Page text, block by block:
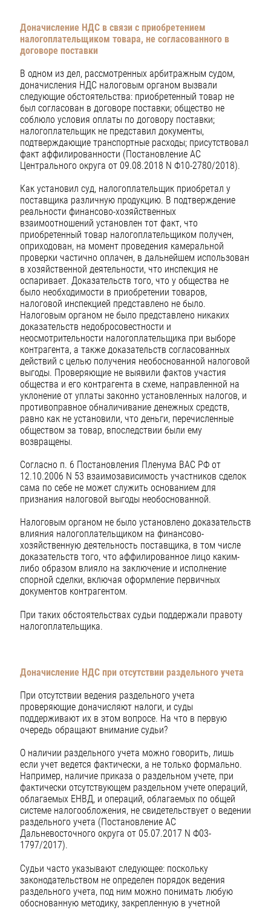
Доначисление НДС в связи с приобретением
налогоплательщиком товара, не согласованного в
договоре поставки
В одном из дел, рассмотренных арбитражным судом,
доначисления НДС налоговым органом вызвали
следующие обстоятельства: приобретенный товар не
был согласован в договоре поставки; общество не
соблюло условия оплаты по договору поставки;
налогоплательщик не представил документы,
подтверждающие транспортные расходы; присутствовал
факт аффилированности (Постановление АС
Центрального округа от 09.08.2018 N Ф10-2780/2018).
Как установил суд, налогоплательщик приобретал у
поставщика различную продукцию. В подтверждение
реальности финансово-хозяйственных
взаимоотношений установлен тот факт, что
приобретенный товар налогоплательщиком получен,
оприходован, на момент проведения камеральной
проверки частично оплачен, в дальнейшем использован
в хозяйственной деятельности, что инспекция не
оспаривает. Доказательств того, что у общества не
было необходимости в приобретении товаров,
налоговой инспекцией представлено не было.
Налоговым органом не было представлено никаких
доказательств недобросовестности и
неосмотрительности налогоплательщика при выборе
контрагента, а также доказательств согласованных
действий с целью получения необоснованной налоговой
выгоды. Проверяющие не выявили фактов участия
общества и его контрагента в схеме, направленной на
уклонение от уплаты законно установленных налогов, и
противоправное обналичивание денежных средств,
равно как не установили, что деньги, перечисленные
обществом за товар, впоследствии были ему
возвращены.
Согласно п. 6 Постановления Пленума ВАС РФ от
12.10.2006 N 53 взаимозависимость участников сделок
сама по себе не может служить основанием для
признания налоговой выгоды необоснованной.
Налоговым органом не было установлено доказательств
влияния налогоплательщиком на финансово-
хозяйственную деятельность поставщика, в том числе
доказательств того, что аффилированное лицо каким-
либо образом влияло на заключение и исполнение
спорной сделки, включая оформление первичных
документов контрагентом.
При таких обстоятельствах судьи поддержали правоту
налогоплательщика.
Доначисление НДС при отсутствии раздельного учета
При отсутствии ведения раздельного учета
проверяющие доначисляют налоги, и суды
поддерживают их в этом вопросе. На что в первую
очередь обращают внимание судьи?
О наличии раздельного учета можно говорить, лишь
если учет ведется фактически, а не только формально.
Например, наличие приказа о раздельном учете, при
фактически отсутствующем раздельном учете операций,
облагаемых ЕНВД, и операций, облагаемых по общей
системе налогообложения, не свидетельствует о ведении
раздельного учета (Постановление АС
Дальневосточного округа от 05.07.2017 N Ф03-
1797/2017).
Судьи часто указывают следующее: поскольку
законодательством не определен порядок ведения
раздельного учета, под ним можно понимать любую
обоснованную методику, закрепленную в учетной